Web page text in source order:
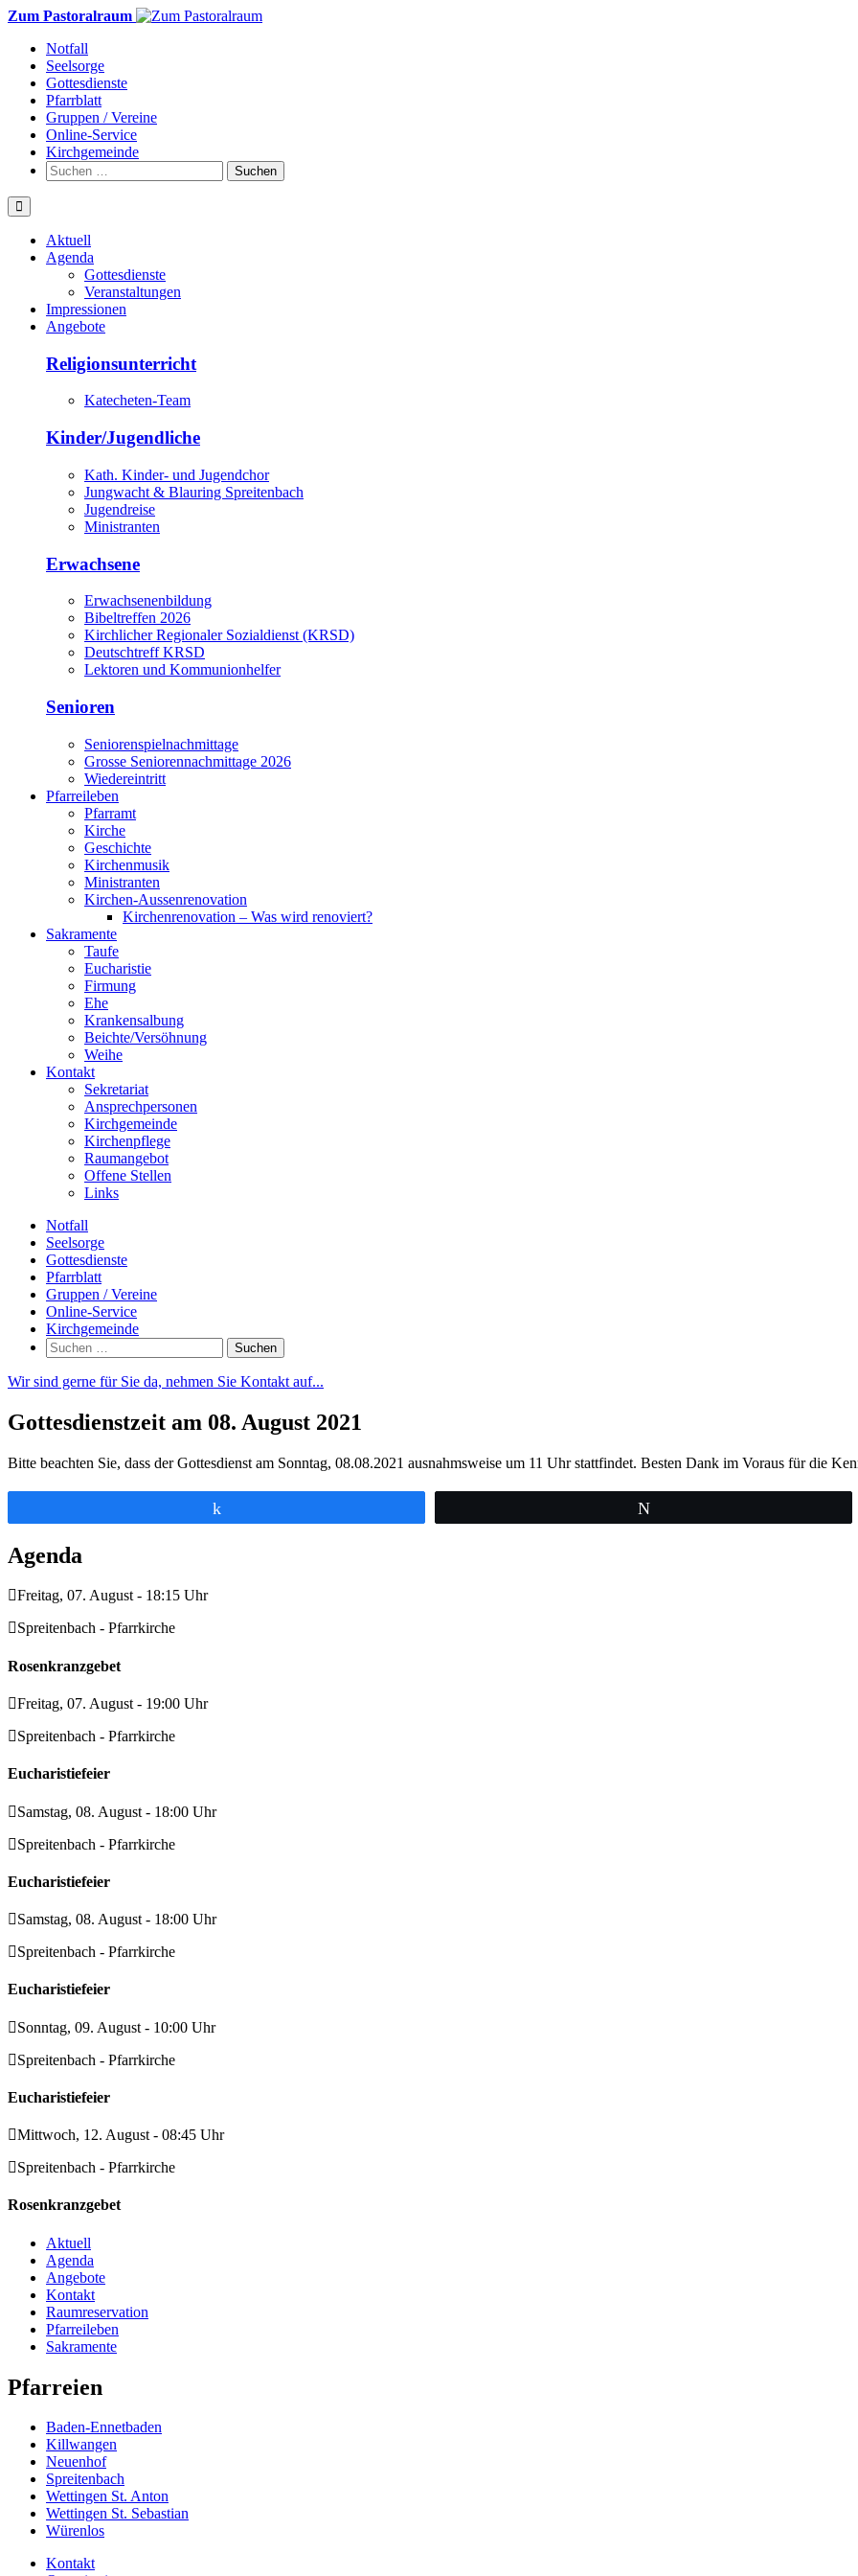
Weiter
Inhalt
Zum Pastoralraum
Notfall
Seelsorge
Gottesdienste
Pfarrblatt
Gruppen / Vereine
Online-Service
Kirchgemeinde
Suchen
nach:
Aktuell
Agenda
Gottesdienste
Veranstaltungen
Impressionen
Angebote
Religionsunterricht
Katecheten-Team
Kinder/Jugendliche
Kath. Kinder- und Jugendchor
Jungwacht & Blauring Spreitenbach
Jugendreise
Ministranten
Erwachsene
Erwachsenenbildung
Bibeltreffen 2026
Kirchlicher Regionaler Sozialdienst (KRSD)
Deutschtreff KRSD
Lektoren und Kommunionhelfer
Senioren
Seniorenspielnachmittage
Grosse Seniorennachmittage 2026
Wiedereintritt
Pfarreileben
Pfarramt
Kirche
Geschichte
Kirchenmusik
Ministranten
Kirchen-Aussenrenovation
Kirchenrenovation – Was wird renoviert?
Sakramente
Taufe
Eucharistie
Firmung
Ehe
Krankensalbung
Beichte/Versöhnung
Weihe
Kontakt
Sekretariat
Ansprechpersonen
Kirchgemeinde
Kirchenpflege
Raumangebot
Offene Stellen
Links
Notfall
Seelsorge
Gottesdienste
Pfarrblatt
Gruppen / Vereine
Online-Service
Kirchgemeinde
Suchen
nach:
Wir sind gerne für Sie da, nehmen Sie Kontakt auf...
Gottesdienstzeit am 08. August 2021
Bitte beachten Sie, dass der Gottesdienst am Sonntag, 08.08.2021 ausnahmsweise um 11 Uhr stattfindet. Besten Dank im Voraus für die
Agenda
Freitag, 07. August - 18:15 Uhr
Spreitenbach - Pfarrkirche
Rosenkranzgebet
Freitag, 07. August - 19:00 Uhr
Spreitenbach - Pfarrkirche
Eucharistiefeier
Samstag, 08. August - 18:00 Uhr
Spreitenbach - Pfarrkirche
Eucharistiefeier
Samstag, 08. August - 18:00 Uhr
Spreitenbach - Pfarrkirche
Eucharistiefeier
Sonntag, 09. August - 10:00 Uhr
Spreitenbach - Pfarrkirche
Eucharistiefeier
Mittwoch, 12. August - 08:45 Uhr
Spreitenbach - Pfarrkirche
Rosenkranzgebet
Aktuell
Agenda
Angebote
Kontakt
Raumreservation
Pfarreileben
Sakramente
Pfarreien
Baden-Ennetbaden
Killwangen
Neuenhof
Spreitenbach
Wettingen St. Anton
Wettingen St. Sebastian
Würenlos
Kontakt